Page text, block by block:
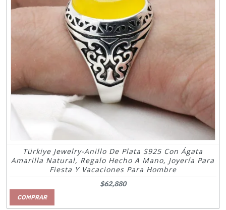
Türkiye Jewelry-Anillo De Plata S925 Con Ágata
Amarilla Natural, Regalo Hecho A Mano, Joyería Para
Fiesta Y Vacaciones Para Hombre
$62,880
COMPRAR